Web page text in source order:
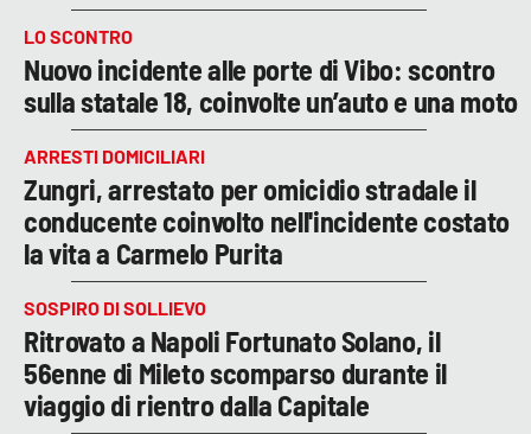
LO SCONTRO
Nuovo incidente alle porte di Vibo: scontro
sulla statale 18, coinvolte un’auto e una moto
ARRESTI DOMICILIARI
Zungri, arrestato per omicidio stradale il
conducente coinvolto nell'incidente costato
la vita a Carmelo Purita
SOSPIRO DI SOLLIEVO
Ritrovato a Napoli Fortunato Solano, il
56enne di Mileto scomparso durante il
viaggio di rientro dalla Capitale